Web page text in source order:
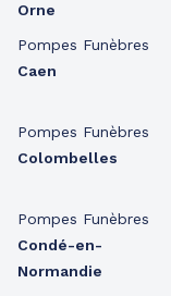
Orne
Pompes Funèbres
Caen
Pompes Funèbres
Colombelles
Pompes Funèbres
Condé-en-
Normandie